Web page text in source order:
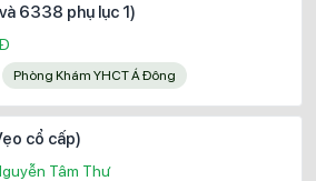
6338 phụ lục 1)
Phòng Khám YHCT Á Đông
cổ cấp)
Tâm Thư